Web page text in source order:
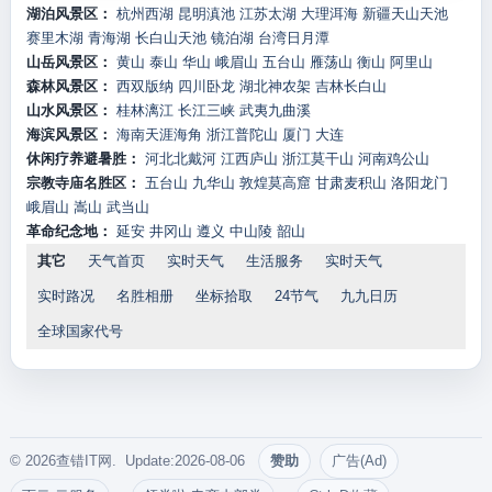
湖泊风景区： 杭州西湖 昆明滇池 江苏太湖 大理洱海 新疆天山天池
赛里木湖 青海湖 长白山天池 镜泊湖 台湾日月潭
山岳风景区： 黄山 泰山 华山 峨眉山 五台山 雁荡山 衡山 阿里山
森林风景区： 西双版纳 四川卧龙 湖北神农架 吉林长白山
山水风景区： 桂林漓江 长江三峡 武夷九曲溪
海滨风景区： 海南天涯海角 浙江普陀山 厦门 大连
休闲疗养避暑胜： 河北北戴河 江西庐山 浙江莫干山 河南鸡公山
宗教寺庙名胜区： 五台山 九华山 敦煌莫高窟 甘肃麦积山 洛阳龙门
峨眉山 嵩山 武当山
革命纪念地： 延安 井冈山 遵义 中山陵 韶山
其它
天气首页 实时天气 生活服务 实时天气
实时路况 名胜相册 坐标拾取 24节气 九九日历
全球国家代号
© 2026查错IT网. Update:2026-08-06 赞助 广告(Ad)